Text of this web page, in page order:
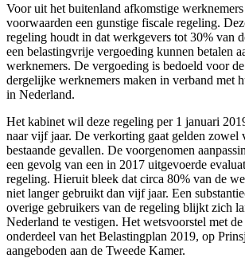
Voor uit het buitenland afkomstige
voorwaarden een gunstige fiscale regeling.
regeling houdt in dat werkgevers tot 30% van
een belastingvrije vergoeding kunnen betalen
werknemers. De vergoeding is bedoeld voor
dergelijke werknemers maken in verband met
in Nederland.
Het kabinet wil deze regeling per 1 januari
naar vijf jaar. De verkorting gaat gelden zowel
bestaande gevallen. De voorgenomen
een gevolg van een in 2017 uitgevoerde
regeling. Hieruit bleek dat circa 80% van de
niet langer gebruikt dan vijf jaar. Een
overige gebruikers van de regeling blijkt zich
Nederland te vestigen. Het wetsvoorstel met de
onderdeel van het Belastingplan 2019, op
aangeboden aan de Tweede Kamer.